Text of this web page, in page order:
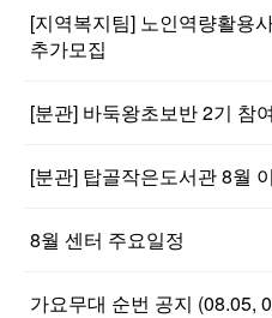
[지역복지팀] 노인역량활용
추가모집
[분관] 바둑왕초보반 2기 참
[분관] 탑골작은도서관 8월
8월 센터 주요일정
가요무대 순번 공지 (08.05,